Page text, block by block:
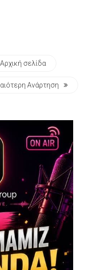
Αρχική σελίδα
Ανάρτηση